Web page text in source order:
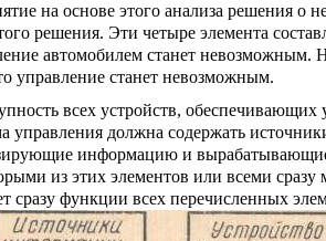
на основе этого анализа решения о
решения. Эти четыре элемен­та
автомобилем станет невозможным.
управ­ление станет невозможным.
всех устройств, обеспечивающих
управления должна содер­жать
ин­формацию и
из этих элементов или всеми
сразу функции всех перечисленных